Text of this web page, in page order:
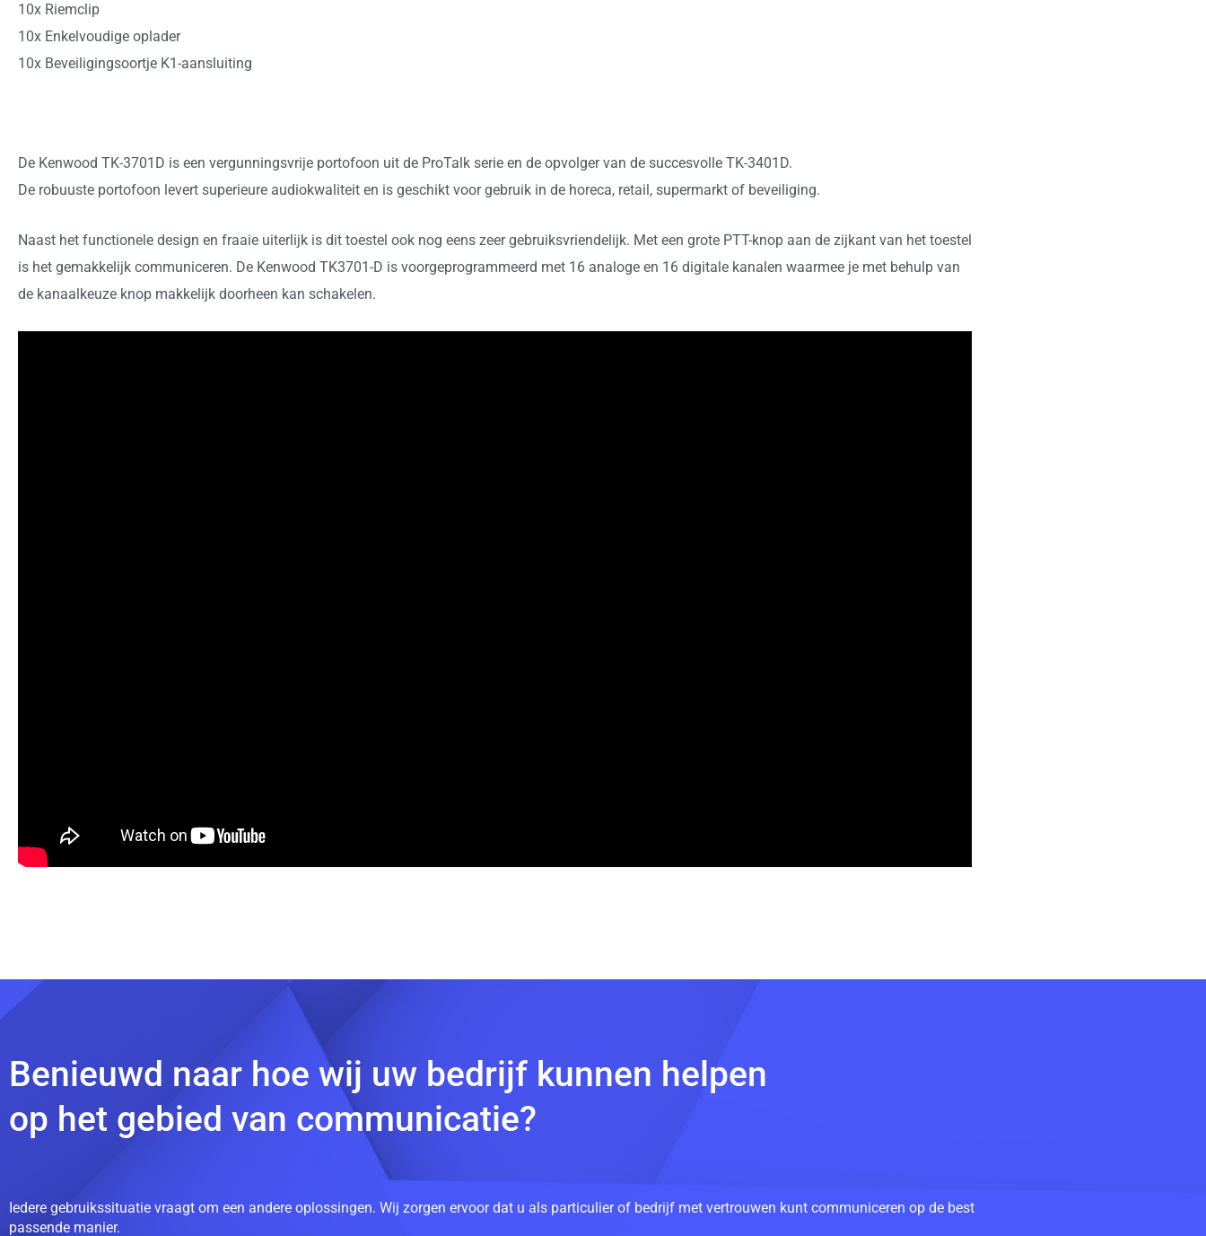
10x Riemclip
10x Enkelvoudige oplader
10x Beveiligingsoortje K1-aansluiting
De Kenwood TK-3701D is een vergunningsvrije portofoon uit de ProTalk serie en de opvolger van de succesvolle TK-3401D.
De robuuste portofoon levert superieure audiokwaliteit en is geschikt voor gebruik in de horeca, retail, supermarkt of beveiliging.
Naast het functionele design en fraaie uiterlijk is dit toestel ook nog eens zeer gebruiksvriendelijk. Met een grote PTT-knop aan de zijkant van het toestel
is het gemakkelijk communiceren. De Kenwood TK3701-D is voorgeprogrammeerd met 16 analoge en 16 digitale kanalen waarmee je met behulp van
de kanaalkeuze knop makkelijk doorheen kan schakelen.
Benieuwd naar hoe wij uw bedrijf kunnen helpen
op het gebied van communicatie?
Iedere gebruikssituatie vraagt om een andere oplossingen. Wij zorgen ervoor dat u als particulier of bedrijf met vertrouwen kunt communiceren op de best
passende manier.